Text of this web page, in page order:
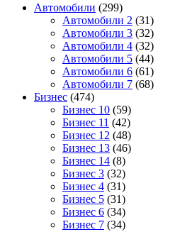
Автомобили (299)
Автомобили 2 (31)
Автомобили 3 (32)
Автомобили 4 (32)
Автомобили 5 (44)
Автомобили 6 (61)
Автомобили 7 (68)
Бизнес (474)
Бизнес 10 (59)
Бизнес 11 (42)
Бизнес 12 (48)
Бизнес 13 (46)
Бизнес 14 (8)
Бизнес 3 (32)
Бизнес 4 (31)
Бизнес 5 (31)
Бизнес 6 (34)
Бизнес 7 (34)